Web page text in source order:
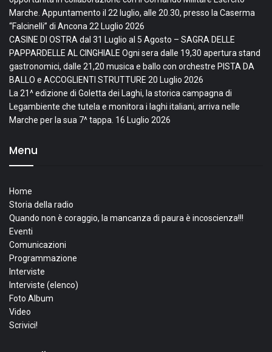
Marche. Appuntamento il 22 luglio, alle 20.30, presso la Caserma
“Falcinelli” di Ancona 22 Luglio 2026
CASINE DI OSTRA dal 31 Luglio al 5 Agosto – SAGRA DELLE
PAPPARDELLE AL CINGHIALE Ogni sera dalle 19,30 apertura stand
gastronomici, dalle 21,20 musica e ballo con orchestre PISTA DA
BALLO e ACCOGLIENTI STRUTTURE 20 Luglio 2026
La 21^ edizione di Goletta dei Laghi, la storica campagna di
Legambiente che tutela e monitora i laghi italiani, arriva nelle
Marche per la sua 7^ tappa. 16 Luglio 2026
Menu
Home
Storia della radio
Quando non è coraggio, la mancanza di paura è incoscienza!!!
Eventi
Comunicazioni
Programmazione
Interviste
Interviste (elenco)
Foto Album
Video
Scrivici!